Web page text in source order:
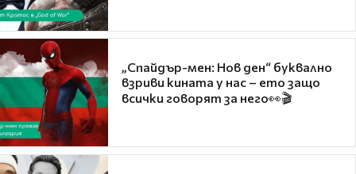
„Спайдър-мен: Нов ден“ буквално
взриви кината у нас – ето защо
всички говорят за него👀🎬